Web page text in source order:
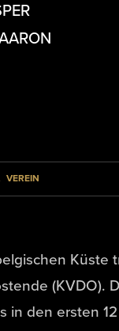
VEREIN
Küste
(KVDO).
in den ersten